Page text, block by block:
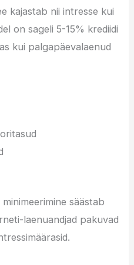
kajastab nii intresse kui
on sageli 5-15% krediidi
kui palgapäevalaenud
säästab
laenuandjad pakuvad